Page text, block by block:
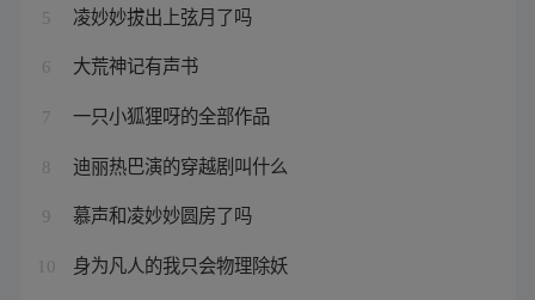
5 凌妙妙拔出上弦月了吗
6 大荒神记有声书
7 一只小狐狸呀的全部作品
8 迪丽热巴演的穿越剧叫什么
9 慕声和凌妙妙圆房了吗
10 身为凡人的我只会物理除妖